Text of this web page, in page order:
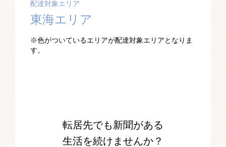
配達対象エリア
東海エリア
※色がついているエリアが配達対象エリアとなりま
す。
転居先でも新聞がある
生活を続けませんか？